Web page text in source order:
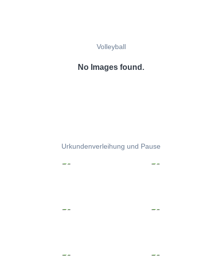
Volleyball
No Images found.
Urkundenverleihung und Pause